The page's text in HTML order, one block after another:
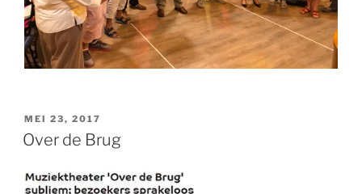
GEPLAATST
OP
MEI 23, 2017
Over de Brug